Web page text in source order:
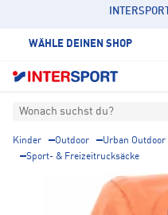
WÄHLE DEINEN SHOP
Wonach suchst du?
Kinder Outdoor Urban Outdoor
Sport- & Freizeitrucksäcke